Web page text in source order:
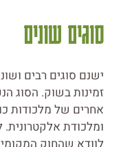
סוגים שונים
ישנם סוגים רבים
זמינות בשוק. הסוג
אחרים של מלכודות
ומלכודת